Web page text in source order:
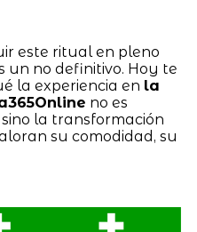
este ritual en pleno
un no definitivo. Hoy te
la experiencia en la
no es
la transformación
su comodidad, su